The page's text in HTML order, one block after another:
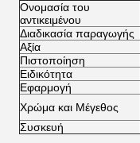
Ονομασία του
αντικειμένου
Διαδικασία παραγωγής
Αξία
Πιστοποίηση
Ειδικότητα
Εφαρμογή
Χρώμα και Μέγεθος
Συσκευή